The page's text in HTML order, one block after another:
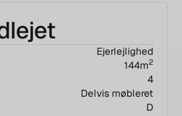
Ejerlejlighed
144m2
4
Delvis møbleret
D